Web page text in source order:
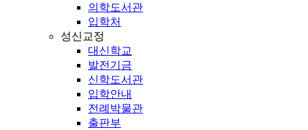
의학도서관
입학처
성신교정
대신학교
발전기금
신학도서관
입학안내
전례박물관
출판부